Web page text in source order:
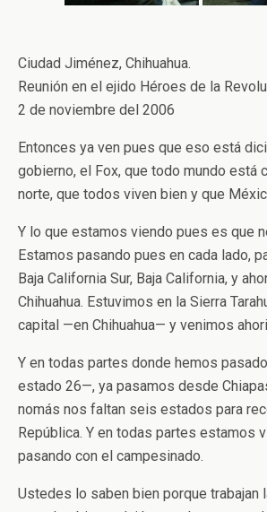
Ciudad Jiménez, Chihuahua.
Reunión en el ejido Héroes de la
2 de noviembre del 2006
Entonces ya ven pues que eso está
gobierno, el Fox, que todo mundo está
norte, que todos viven bien y que
Y lo que estamos viendo pues es que
Estamos pasando pues en cada lado,
Baja California Sur, Baja California, y
Chihuahua. Estuvimos en la Sierra
capital —en Chihuahua— y venimos
Y en todas partes donde hemos
estado 26—, ya pasamos desde
nomás nos faltan seis estados para
República. Y en todas partes estamos
pasando con el campesinado.
Ustedes lo saben bien porque trabajan